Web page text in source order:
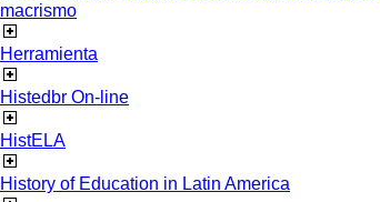
macrismo
Herramienta
Histedbr On-line
HistELA
History of Education in Latin America